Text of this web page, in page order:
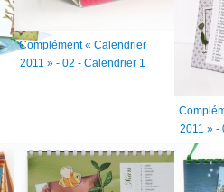
Complément « Calendrier
2011 » - 02 - Calendrier 1
2011 » -